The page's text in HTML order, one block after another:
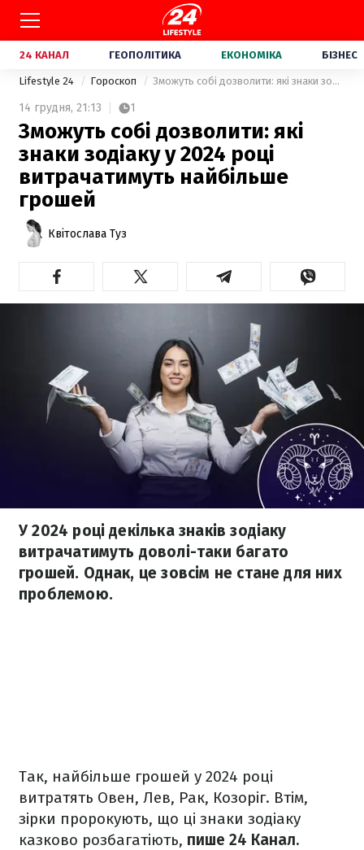
24 КАНАЛ ГЕОПОЛІТИКА ЕКОНОМІКА БІЗНЕС
Lifestyle 24 Гороскоп Зможуть собі дозволити: які знаки зодіаку у 2024 році витрачатимуть найбільше грошей
14 грудня, 21:13 1
Зможуть собі дозволити: які
знаки зодіаку у 2024 році
витрачатимуть найбільше
грошей
Квітослава Туз
У 2024 році декілька знаків зодіаку
витрачатимуть доволі-таки багато
грошей. Однак, це зовсім не стане для них
проблемою.
Так, найбільше грошей у 2024 році
витратять Овен, Лев, Рак, Козоріг. Втім,
зірки пророкують, що ці знаки зодіаку
казково розбагатіють, пише 24 Канал.